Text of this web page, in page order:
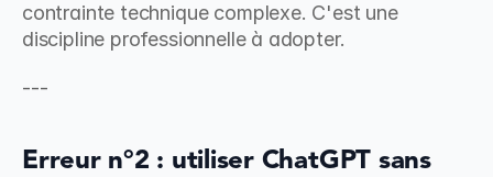
contrainte technique complexe. C'est une
discipline professionnelle à adopter.
---
Erreur n°2 : utiliser ChatGPT sans